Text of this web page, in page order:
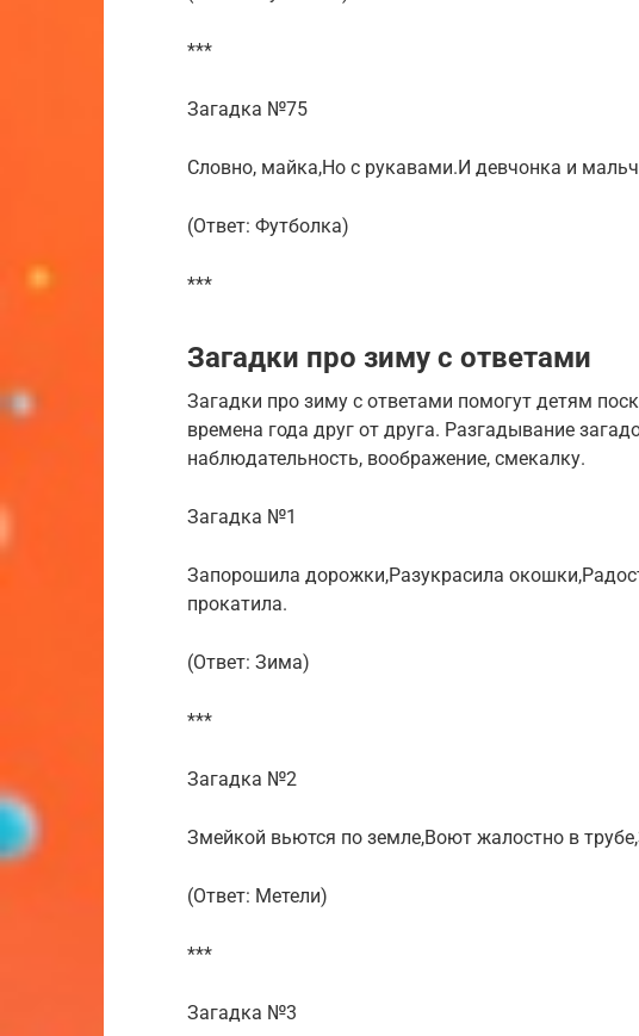
***
Загадка №75
Словно, майка,Но с рукавами.И девчонка и
(Ответ: Футболка)
***
Загадки про зиму с ответами
Загадки про зиму с ответами помогут детям
времена года друг от друга. Разгадывание
наблюдательность, воображение, смекалку.
Загадка №1
Запорошила дорожки,Разукрасила
прокатила.
(Ответ: Зима)
***
Загадка №2
Змейкой вьются по земле,Воют жалостно в
(Ответ: Метели)
***
Загадка №3